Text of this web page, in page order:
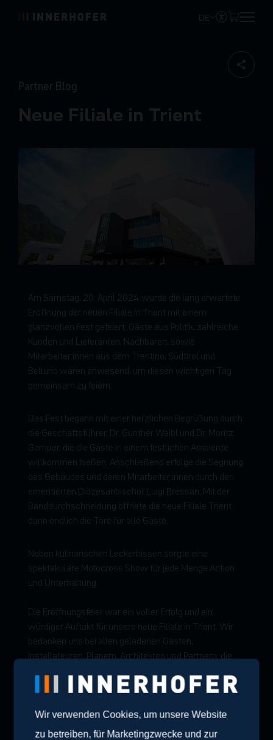
DE
Partner Blog
Neue Filiale in Trient
Am Samstag, 20. April 2024 wurde die lang erwartete
Eröffnung der neuen Filiale in Trient mit einem
glanzvollen Fest gefeiert. Gäste aus Politik, zahlreiche
Kunden und Lieferanten, Nachbaren, sowie
Mitarbeiter:innen aus dem Trentino, Südtirol und
Belluno waren anwesend, um diesen wichtigen Tag
gemeinsam zu feiern.
Das Fest begann mit einer herzlichen Begrüßung durch
die Geschäftsführer, Dr. Gunther Waibl und Dr. Moritz
Gamper, die die Gäste in einem festlichen Ambiente
willkommen hießen. Anschließend erfolge die Segnung
des Gebäudes und deren Mitarbeiter:innen durch den
emeritierten Diözesanbischof Luigi Bressan. Mit der
Banddurchschneidung öffnete die neue Filiale Trient
dann endlich die Tore für alle Gäste.
Neben kulinarischen Leckerbissen sorgte eine
spektakuläre Motocross Show für jede Menge Action
und Unterhaltung.
Die Eröffnungsfeier war ein voller Erfolg und ein
würdiger Auftakt für unsere neue Filiale in Trient. Wir
bedanken uns bei allen geladenen Gästen,
Installateuren, Planern, Architekten und Partnern, die
Wir verwenden Cookies, um unsere Website
zu betreiben, für Marketingzwecke und zur